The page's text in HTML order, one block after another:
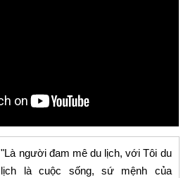
"Là người đam mê du lịch, với Tôi du
lịch là cuộc sống, sứ mệnh của